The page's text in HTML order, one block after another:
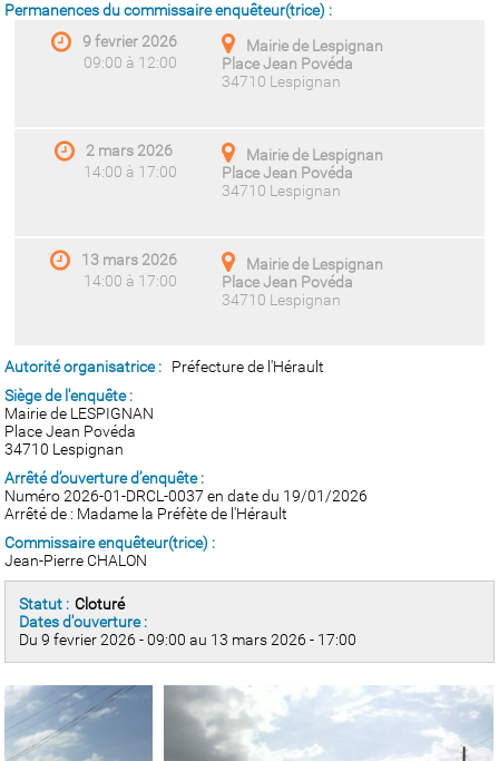
Permanences du commissaire enquêteur(trice) :
9 fevrier 2026
09:00 à 12:00
Mairie de Lespignan
Place Jean Povéda
34710 Lespignan
2 mars 2026
14:00 à 17:00
Mairie de Lespignan
Place Jean Povéda
34710 Lespignan
13 mars 2026
14:00 à 17:00
Mairie de Lespignan
Place Jean Povéda
34710 Lespignan
Autorité organisatrice :
Préfecture de l'Hérault
Siège de l'enquête :
Mairie de LESPIGNAN
Place Jean Povéda
34710 Lespignan
Arrêté d’ouverture d’enquête :
Numéro 2026-01-DRCL-0037 en date du 19/01/2026
Arrêté de : Madame la Préfète de l'Hérault
Commissaire enquêteur(trice) :
Jean-Pierre CHALON
Statut : Cloturé
Dates d'ouverture :
Du 9 fevrier 2026 - 09:00 au 13 mars 2026 - 17:00